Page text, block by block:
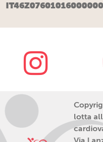
lotta